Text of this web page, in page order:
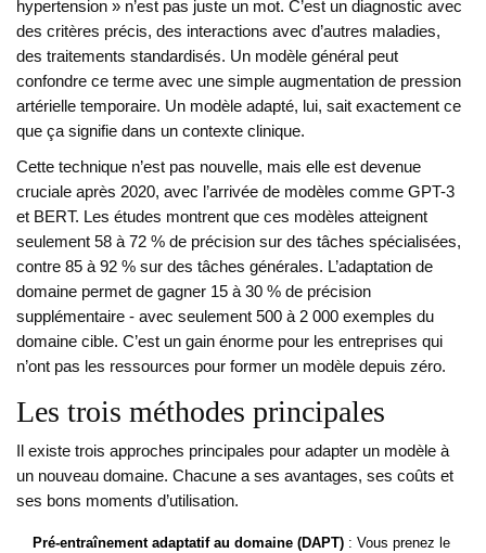
hypertension » n’est pas juste un mot. C’est un diagnostic avec
des critères précis, des interactions avec d’autres maladies,
des traitements standardisés. Un modèle général peut
confondre ce terme avec une simple augmentation de pression
artérielle temporaire. Un modèle adapté, lui, sait exactement ce
que ça signifie dans un contexte clinique.
Cette technique n’est pas nouvelle, mais elle est devenue
cruciale après 2020, avec l’arrivée de modèles comme GPT-3
et BERT. Les études montrent que ces modèles atteignent
seulement 58 à 72 % de précision sur des tâches spécialisées,
contre 85 à 92 % sur des tâches générales. L’adaptation de
domaine permet de gagner 15 à 30 % de précision
supplémentaire - avec seulement 500 à 2 000 exemples du
domaine cible. C’est un gain énorme pour les entreprises qui
n’ont pas les ressources pour former un modèle depuis zéro.
Les trois méthodes principales
Il existe trois approches principales pour adapter un modèle à
un nouveau domaine. Chacune a ses avantages, ses coûts et
ses bons moments d’utilisation.
Pré-entraînement adaptatif au domaine (DAPT) : Vous prenez le